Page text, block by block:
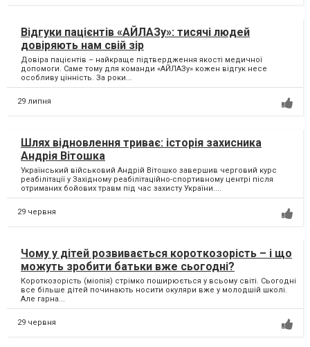
Відгуки пацієнтів «АЙЛАЗу»: тисячі людей
довіряють нам свій зір
Довіра пацієнтів – найкраще підтвердження якості медичної
допомоги. Саме тому для команди «АЙЛАЗу» кожен відгук несе
особливу цінність. За роки...
29 липня
Шлях відновлення триває: історія захисника
Андрія Вітошка
Український військовий Андрій Вітошко завершив черговий курс
реабілітації у Західному реабілітаційно-спортивному центрі після
отриманих бойових травм під час захисту України....
29 червня
Чому у дітей розвивається короткозорість – і що
можуть зробити батьки вже сьогодні?
Короткозорість (міопія) стрімко поширюється у всьому світі. Сьогодні
все більше дітей починають носити окуляри вже у молодшій школі.
Але гарна...
29 червня